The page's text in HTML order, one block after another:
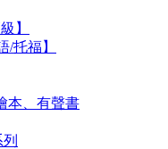
】
/托福】
本、有聲書